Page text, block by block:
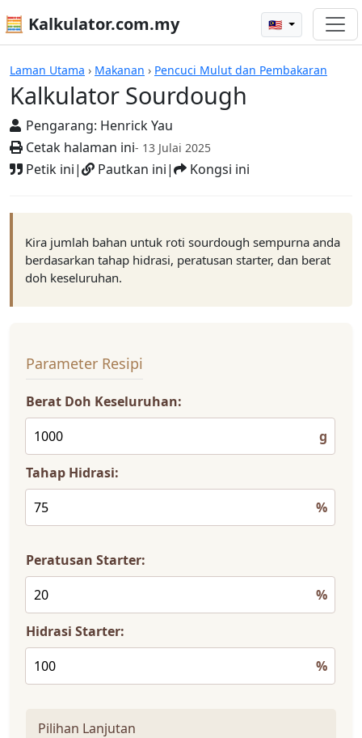
🧮 Kalkulator.com.my 🇲🇾
Laman Utama › Makanan › Pencuci Mulut dan Pembakaran
Kalkulator Sourdough
Pengarang: Henrick Yau
Cetak halaman ini- 13 Julai 2025
Petik ini| Pautkan ini| Kongsi ini
Kalkulator
Kira jumlah bahan untuk roti sourdough sempurna anda
berdasarkan tahap hidrasi, peratusan starter, dan berat
doh keseluruhan.
Parameter Resipi
Berat Doh Keseluruhan:
g
Tahap Hidrasi:
%
Peratusan Starter:
%
Hidrasi Starter:
%
Pilihan Lanjutan